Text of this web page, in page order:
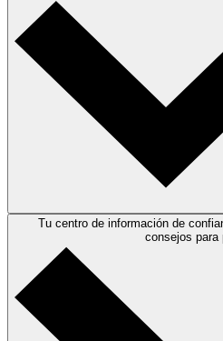
Tu centro de información de
consejos para